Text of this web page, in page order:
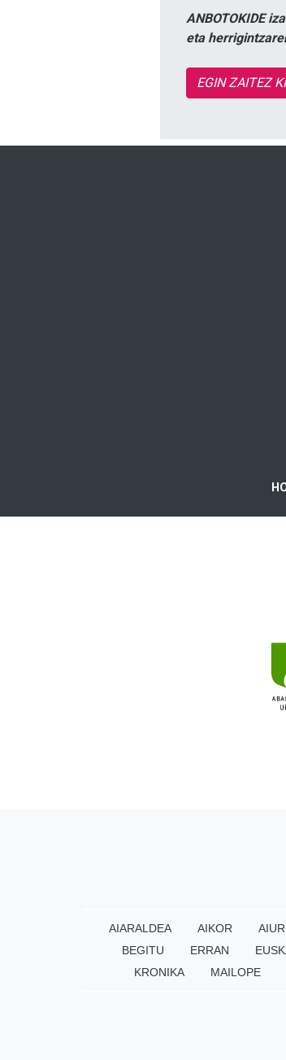
ANBOTOKIDE
eta
EGIN ZAITEZ
AIARALDEA AIKOR
BEGITU
ERRAN
KRONIKA
MAILOPE